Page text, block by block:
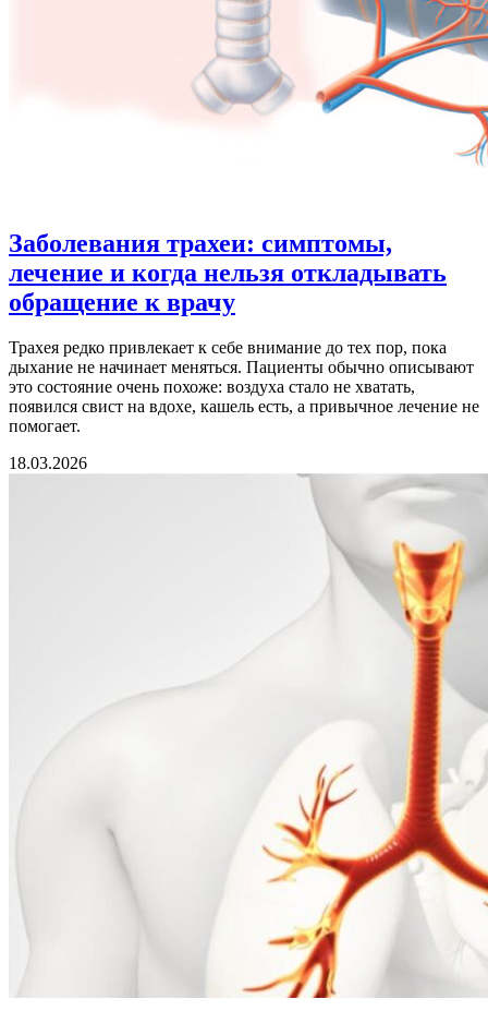
Заболевания трахеи: симптомы,
лечение и когда нельзя откладывать
обращение к врачу
Трахея редко привлекает к себе внимание до тех пор, пока
дыхание не начинает меняться. Пациенты обычно описывают
это состояние очень похоже: воздуха стало не хватать,
появился свист на вдохе, кашель есть, а привычное лечение не
помогает.
18.03.2026